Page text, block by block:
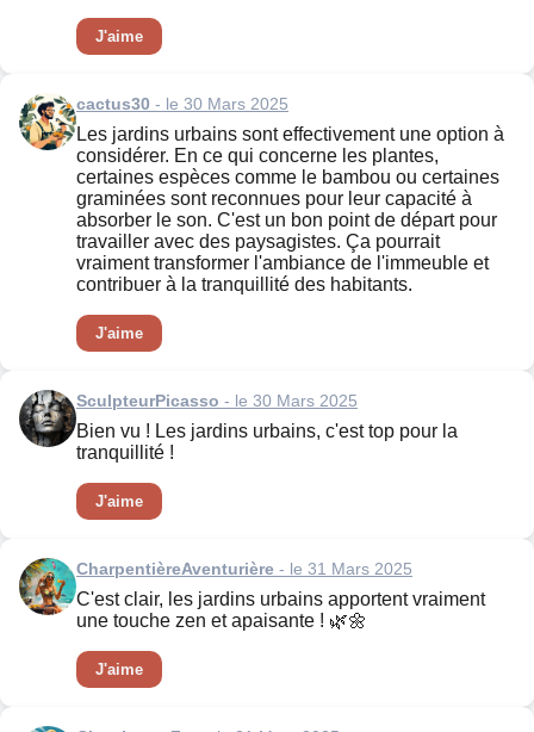
J'aime
cactus30 - le 30 Mars 2025
Les jardins urbains sont effectivement une option à
considérer. En ce qui concerne les plantes,
certaines espèces comme le bambou ou certaines
graminées sont reconnues pour leur capacité à
absorber le son. C'est un bon point de départ pour
travailler avec des paysagistes. Ça pourrait
vraiment transformer l'ambiance de l'immeuble et
contribuer à la tranquillité des habitants.
J'aime
SculpteurPicasso - le 30 Mars 2025
Bien vu ! Les jardins urbains, c'est top pour la
tranquillité !
J'aime
CharpentièreAventurière - le 31 Mars 2025
C'est clair, les jardins urbains apportent vraiment
une touche zen et apaisante ! 🌿🌼
J'aime